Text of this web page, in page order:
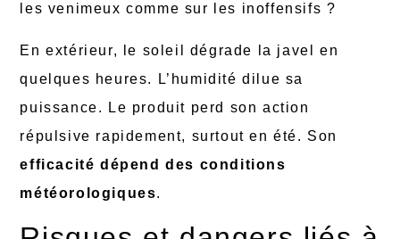
les venimeux comme sur les inoffensifs ?
En extérieur, le soleil dégrade la javel en
quelques heures. L’humidité dilue sa
puissance. Le produit perd son action
répulsive rapidement, surtout en été. Son
efficacité dépend des conditions
météorologiques.